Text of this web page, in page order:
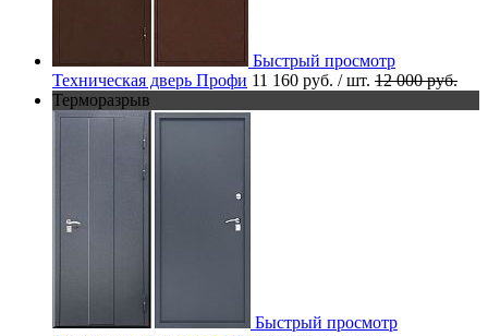
Быстрый просмотр
Техническая дверь Профи 11 160 руб. / шт. 12 000 руб.
Терморазрыв
Быстрый просмотр